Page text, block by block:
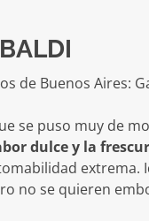
se puso muy de
dulce y la
extrema.
no se quieren